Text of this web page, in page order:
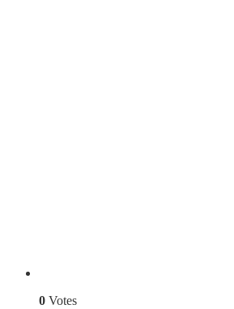
0 Votes